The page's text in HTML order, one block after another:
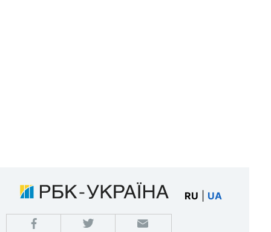
RU UA